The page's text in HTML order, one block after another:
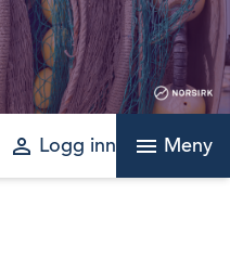
perm_identity Logg inn menu Meny